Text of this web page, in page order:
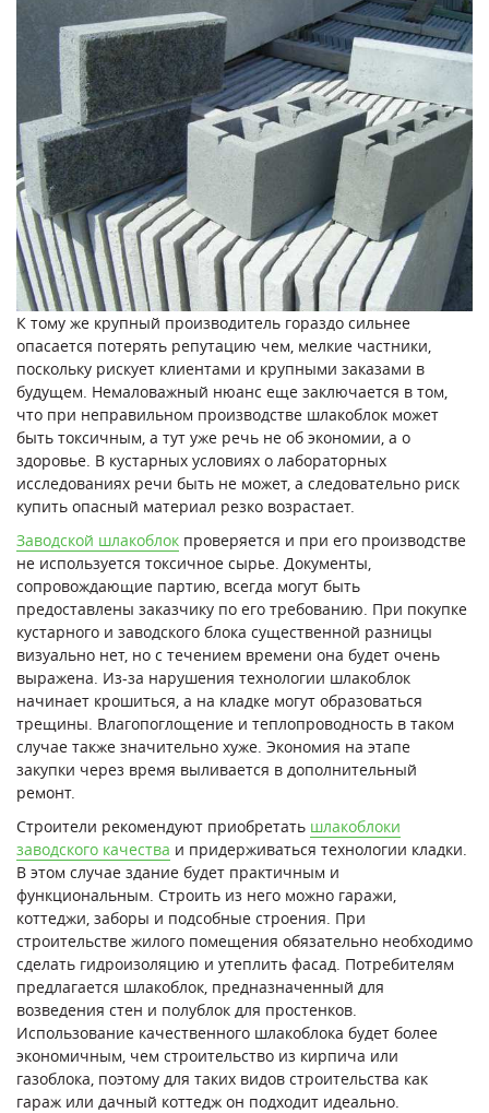
К тому же крупный производитель гораздо сильнее
опасается потерять репутацию чем, мелкие частники,
поскольку рискует клиентами и крупными заказами в
будущем. Немаловажный нюанс еще заключается в том,
что при неправильном производстве шлакоблок может
быть токсичным, а тут уже речь не об экономии, а о
здоровье. В кустарных условиях о лабораторных
исследованиях речи быть не может, а следовательно риск
купить опасный материал резко возрастает.
Заводской шлакоблок проверяется и при его производстве
не используется токсичное сырье. Документы,
сопровождающие партию, всегда могут быть
предоставлены заказчику по его требованию. При покупке
кустарного и заводского блока существенной разницы
визуально нет, но с течением времени она будет очень
выражена. Из-за нарушения технологии шлакоблок
начинает крошиться, а на кладке могут образоваться
трещины. Влагопоглощение и теплопроводность в таком
случае также значительно хуже. Экономия на этапе
закупки через время выливается в дополнительный
ремонт.
Строители рекомендуют приобретать шлакоблоки
заводского качества и придерживаться технологии кладки.
В этом случае здание будет практичным и
функциональным. Строить из него можно гаражи,
коттеджи, заборы и подсобные строения. При
строительстве жилого помещения обязательно необходимо
сделать гидроизоляцию и утеплить фасад. Потребителям
предлагается шлакоблок, предназначенный для
возведения стен и полублок для простенков.
Использование качественного шлакоблока будет более
экономичным, чем строительство из кирпича или
газоблока, поэтому для таких видов строительства как
гараж или дачный коттедж он подходит идеально.